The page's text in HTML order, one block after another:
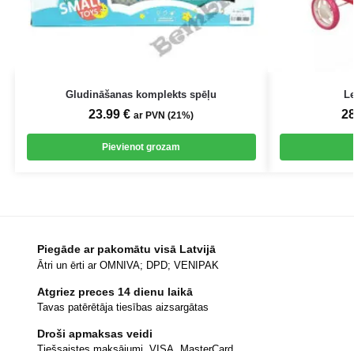
Gludināšanas komplekts spēļu
23.99€ ar PVN (21%)
Pievienot grozam
Piegāde ar pakomātu visā Latvijā
Ātri un ērti ar OMNIVA; DPD; VENIPAK
Atgriez preces 14 dienu laikā
Tavas patērētāja tiesības aizsargātas
Droši apmaksas veidi